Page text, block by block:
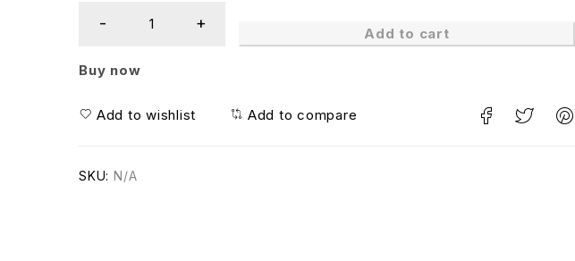
Add to cart
Buy now
Add to wishlist Add to compare
SKU: N/A